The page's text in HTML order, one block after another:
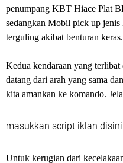
penumpang KBT Hiace Plat
sedangkan Mobil pick up
terguling akibat benturan keras.
Kedua kendaraan yang
datang dari arah yang sama
kita amankan ke komando.
masukkan script iklan disini
Untuk kerugian dari